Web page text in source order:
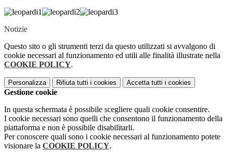
Notizie
Questo sito o gli strumenti terzi da questo utilizzati si avvalgono di
cookie necessari al funzionamento ed utili alle finalità illustrate nella
COOKIE POLICY.
Personalizza Rifiuta tutti i cookies Accetta tutti i cookies
Gestione cookie
In questa schermata è possibile scegliere quali cookie consentire.
I cookie necessari sono quelli che consentono il funzionamento della
piattaforma e non è possibile disabilitarli.
Per conoscere quali sono i cookie necessari al funzionamento potete
visionare la COOKIE POLICY.